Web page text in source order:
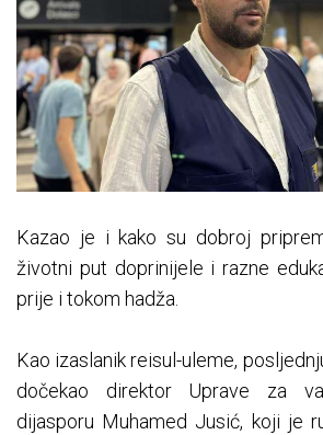
Kazao je i kako su dobroj
životni put doprinijele i razne
prije i tokom hadža.
Kao izaslanik reisul-uleme,
dočekao direktor Uprave za
dijasporu Muhamed Jusić, koji je